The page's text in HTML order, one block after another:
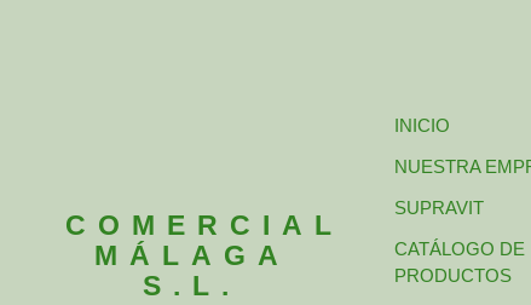
COMERCIAL
MÁLAGA
S.L.
INICIO
NUESTRA
SUPRAVIT
CATÁLOGO DE
PRODUCTOS